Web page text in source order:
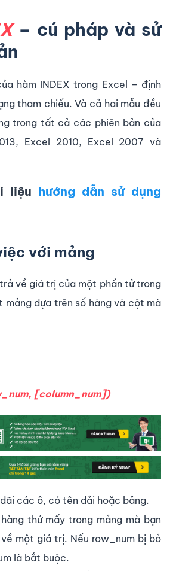
– cú pháp và sử
hàm INDEX trong Excel – định
tham chiếu. Và cả hai mẫu đều
trong tất cả các phiên bản của
Excel 2010, Excel 2007 và
liệu hướng dẫn sử dụng
với mảng
về giá trị của một phần tử trong
mảng dựa trên số hàng và cột mà
[column_num])
các ô, có tên dải hoặc bảng.
thứ mấy trong mảng mà bạn
một giá trị. Nếu row_num bị bỏ
là bắt buộc.